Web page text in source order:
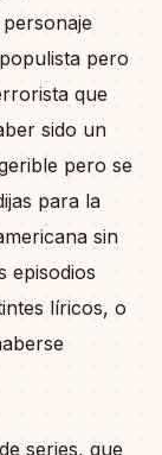
pero
que
sido un
pero se
para la
sin
episodios
líricos, o
series, que